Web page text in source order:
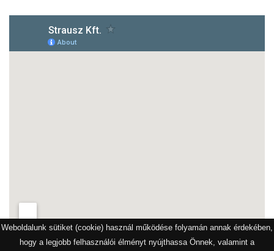
Weboldalunk sütiket (cookie) használ működése folyamán annak érdekében,
hogy a legjobb felhasználói élményt nyújthassa Önnek, valamint a